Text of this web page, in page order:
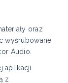
oraz
wyśrubowane
Audio.
aplikacji
z